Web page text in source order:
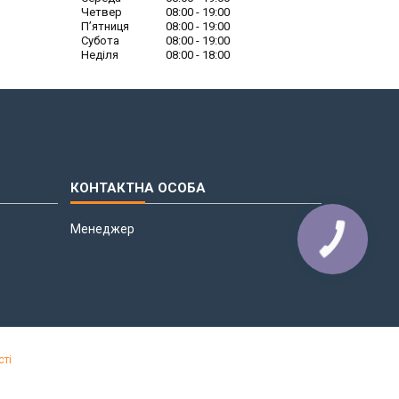
Четвер
08:00
19:00
Пʼятниця
08:00
19:00
Субота
08:00
19:00
Неділя
08:00 18:00
Менеджер